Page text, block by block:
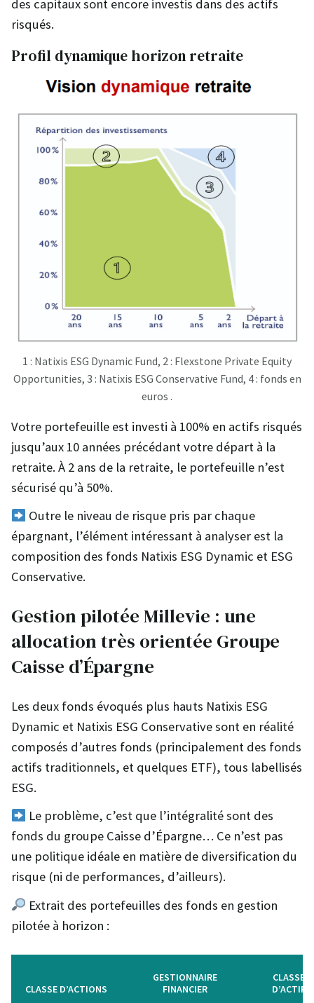
des capitaux sont encore investis dans des actifs
risqués.
Profil dynamique horizon retraite
1 : Natixis ESG Dynamic Fund, 2 : Flexstone Private Equity
Opportunities, 3 : Natixis ESG Conservative Fund, 4 : fonds en
euros .
Votre portefeuille est investi à 100% en actifs risqués
jusqu’aux 10 années précédant votre départ à la
retraite. À 2 ans de la retraite, le portefeuille n’est
sécurisé qu’à 50%.
Outre le niveau de risque pris par chaque
épargnant, l’élément intéressant à analyser est la
composition des fonds Natixis ESG Dynamic et ESG
Conservative.
Gestion pilotée Millevie : une
allocation très orientée Groupe
Caisse d’Épargne
Les deux fonds évoqués plus hauts Natixis ESG
Dynamic et Natixis ESG Conservative sont en réalité
composés d’autres fonds (principalement des fonds
actifs traditionnels, et quelques ETF), tous labellisés
ESG.
Le problème, c’est que l’intégralité sont des
fonds du groupe Caisse d’Épargne… Ce n’est pas
une politique idéale en matière de diversification du
risque (ni de performances, d’ailleurs).
Extrait des portefeuilles des fonds en gestion
pilotée à horizon :
CLASSE D’ACTIONS
GESTIONNAIRE
FINANCIER
CLASSE
D’ACTIF